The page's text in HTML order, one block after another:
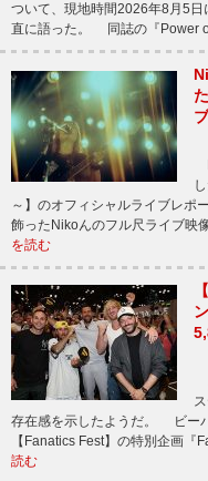
ついて、現地時間2026年8月5
直に語った。 同誌の『Power
～】のオフィシャルライブレポ
飾ったNikoんのフル尺ライブ
を読む
存在感を示したようだ。 ビー
【Fanatics Fest】の特別企画
読む